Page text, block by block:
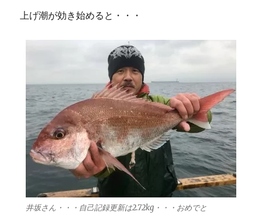
上げ潮が効き始めると・・・
井坂さん・・・自己記録更新は2.72kg・・・おめでと